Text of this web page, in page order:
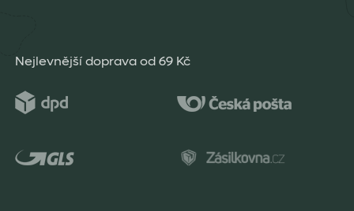
Nejlevnější doprava od 69 Kč